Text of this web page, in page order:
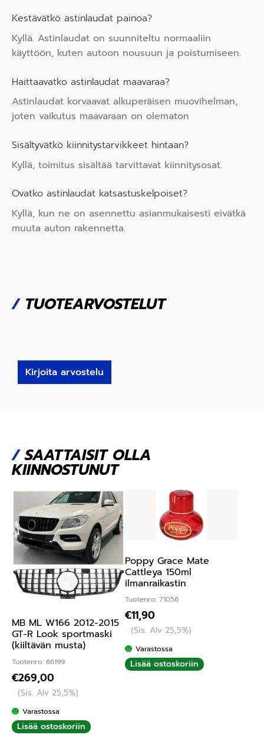
Kestävätkö astinlaudat painoa?
Kyllä. Astinlaudat on suunniteltu normaaliin
käyttöön, kuten autoon nousuun ja poistumiseen.
Haittaavatko astinlaudat maavaraa?
Astinlaudat korvaavat alkuperäisen muovihelman,
joten vaikutus maavaraan on olematon
Sisältyvätkö kiinnitystarvikkeet hintaan?
Kyllä, toimitus sisältää tarvittavat kiinnitysosat.
Ovatko astinlaudat katsastuskelpoiset?
Kyllä, kun ne on asennettu asianmukaisesti eivätkä
muuta auton rakennetta.
/TUOTEARVOSTELUT
Kirjoita arvostelu
/SAATTAISIT OLLA
KIINNOSTUNUT
MB ML W166 2012-2015
GT-R Look sportmaski
(kiiltävän musta)
Tuotenro: 66199
€269,00
(Sis. Alv 25,5%)
Varastossa
Lisää ostoskoriin
Poppy Grace Mate
Cattleya 150ml
ilmanraikastin
Tuotenro: 71056
€11,90
(Sis. Alv 25,5%)
Varastossa
Lisää ostoskoriin